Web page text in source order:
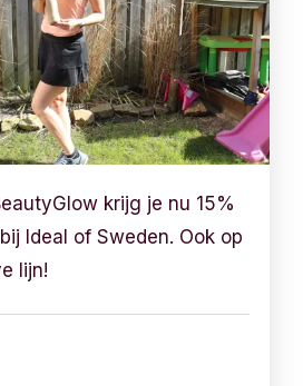
krijg je nu 15%
Ideal of Sweden. Ook op
lijn!